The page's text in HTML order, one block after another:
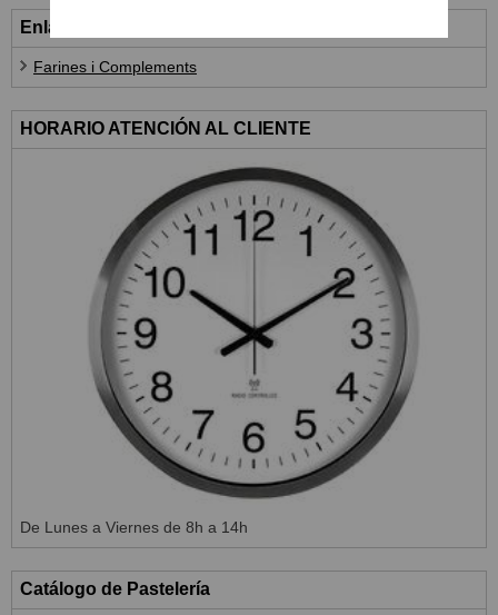
Enlaces
Farines i Complements
HORARIO ATENCIÓN AL CLIENTE
De Lunes a Viernes de 8h a 14h
Catálogo de Pastelería